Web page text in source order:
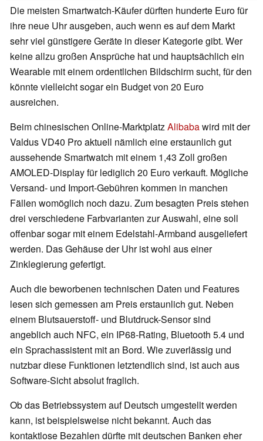
Die meisten Smartwatch-Käufer dürften hunderte Euro für
ihre neue Uhr ausgeben, auch wenn es auf dem Markt
sehr viel günstigere Geräte in dieser Kategorie gibt. Wer
keine allzu großen Ansprüche hat und hauptsächlich ein
Wearable mit einem ordentlichen Bildschirm sucht, für den
könnte vielleicht sogar ein Budget von 20 Euro
ausreichen.
Beim chinesischen Online-MarktplatzAlibabawird mit der
Valdus VD40 Pro aktuell nämlich eine erstaunlich gut
aussehende Smartwatch mit einem 1,43 Zoll großen
AMOLED-Display für lediglich 20 Euro verkauft. Mögliche
Versand- und Import-Gebühren kommen in manchen
Fällen womöglich noch dazu. Zum besagten Preis stehen
drei verschiedene Farbvarianten zur Auswahl, eine soll
offenbar sogar mit einem Edelstahl-Armband ausgeliefert
werden. Das Gehäuse der Uhr ist wohl aus einer
Zinklegierung gefertigt.
Auch die beworbenen technischen Daten und Features
lesen sich gemessen am Preis erstaunlich gut. Neben
einem Blutsauerstoff- und Blutdruck-Sensor sind
angeblich auch NFC, ein IP68-Rating, Bluetooth 5.4 und
ein Sprachassistent mit an Bord. Wie zuverlässig und
nutzbar diese Funktionen letztendlich sind, ist auch aus
Software-Sicht absolut fraglich.
Ob das Betriebssystem auf Deutsch umgestellt werden
kann, ist beispielsweise nicht bekannt. Auch das
kontaktlose Bezahlen dürfte mit deutschen Banken eher